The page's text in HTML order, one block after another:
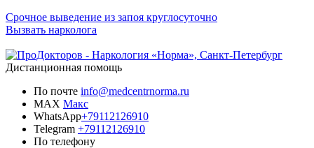
Срочное выведение из запоя круглосуточно
Вызвать нарколога
Дистанционная помощь
По почте info@medcentrnorma.ru
MAX Макс
WhatsApp+79112126910
Telegram +79112126910
По телефону